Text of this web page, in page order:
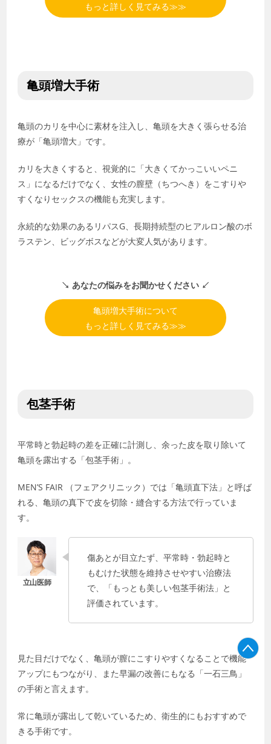
もっと詳しく見てみる≫≫
亀頭増大手術
亀頭のカリを中心に素材を注入し、亀頭を大きく張らせる治
療が「亀頭増大」です。
カリを大きくすると、視覚的に「大きくてかっこいいペニ
ス」になるだけでなく、女性の膣壁（ちつへき）をこすりや
すくなりセックスの機能も充実します。
永続的な効果のあるリパスG、長期持続型のヒアルロン酸のボ
ラステン、ビッグボスなどが大変人気があります。
↘︎ あなたの悩みをお聞かせください ↙︎
亀頭増大手術について
もっと詳しく見てみる≫≫
包茎手術
平常時と勃起時の差を正確に計測し、余った皮を取り除いて
亀頭を露出する「包茎手術」。
MEN’S FAIR （フェアクリニック）では「亀頭直下法」と呼ば
れる、亀頭の真下で皮を切除・縫合する方法で行っていま
す。
傷あとが目立たず、平常時・勃起時と
もむけた状態を維持させやすい治療法
で、「もっとも美しい包茎手術法」と
評価されています。
見た目だけでなく、亀頭が膣にこすりやすくなることで機能
アップにもつながり、また早漏の改善にもなる「一石三鳥」
の手術と言えます。
常に亀頭が露出して乾いているため、衛生的にもおすすめで
きる手術です。